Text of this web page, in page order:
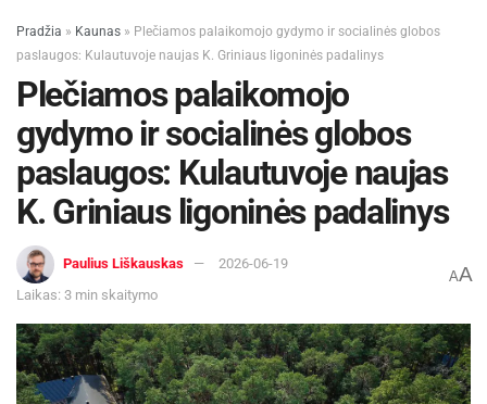
Pradžia » Kaunas » Plečiamos palaikomojo gydymo ir socialinės globos
paslaugos: Kulautuvoje naujas K. Griniaus ligoninės padalinys
Plečiamos palaikomojo
gydymo ir socialinės globos
paslaugos: Kulautuvoje naujas
K. Griniaus ligoninės padalinys
Paulius Liškauskas
2026-06-19
Laikas: 3 min skaitymo
AA